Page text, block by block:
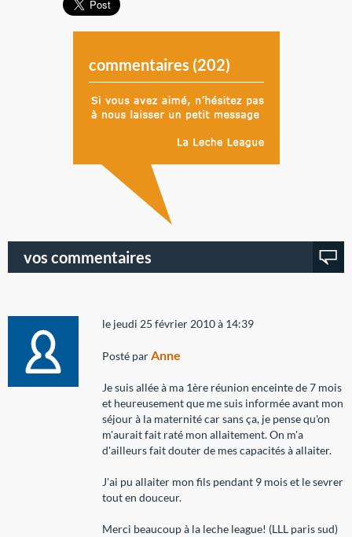
commentaires (202)
vos commentaires
le jeudi 25 février 2010 à 14:39
Posté parAnne
Je suis allée à ma 1ère réunion enceinte de 7 mois
et heureusement que me suis informée avant mon
séjour à la maternité car sans ça, je pense qu'on
m'aurait fait raté mon allaitement. On m'a
d'ailleurs fait douter de mes capacités à allaiter.
J'ai pu allaiter mon fils pendant 9 mois et le sevrer
tout en douceur.
Merci beaucoup à la leche league! (LLL paris sud)